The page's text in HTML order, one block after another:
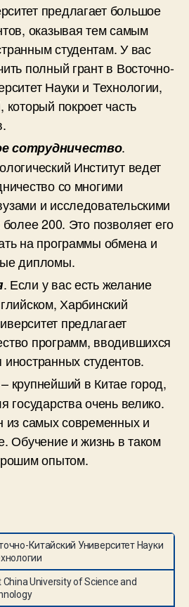
предлагает большое
оказывая тем самым
студентам. У вас
полный грант в Восточно-
Науки и Технологии,
покроет часть
сотрудничество.
Институт ведет
со многими
и исследовательскими
более 200. Это позволяет его
на программы обмена и
дипломы.
. Если у вас есть желание
Харбинский
предлагает
программ, вводившихся
студентов.
крупнейший в Китае город,
государства очень велико.
из самых современных и
Обучение и жизнь в таком
опытом.
Китайский Университет Науки
China University of Science and